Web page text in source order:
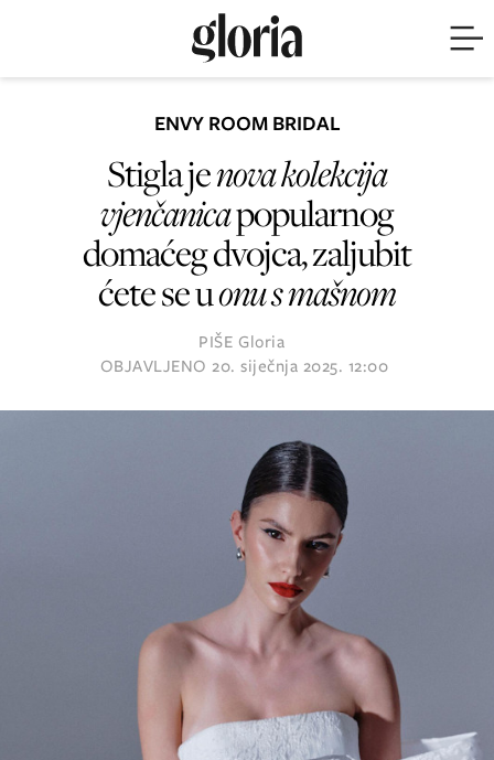
ENVY ROOM BRIDAL
Stigla jenova kolekcija
vjenčanicapopularnog
domaćeg dvojca, zaljubit
ćete se uonu s mašnom
PIŠE Gloria
OBJAVLJENO20. siječnja 2025. 12:00